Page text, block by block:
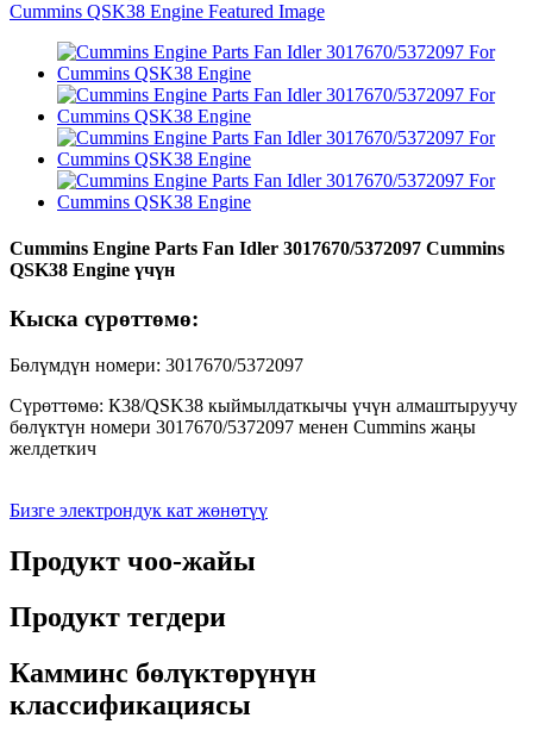
Cummins Engine Parts Fan Idler 3017670/5372097 Cummins
QSK38 Engine үчүн
Кыска сүрөттөмө:
Бөлүмдүн номери: 3017670/5372097
Сүрөттөмө: К38/QSK38 кыймылдаткычы үчүн алмаштыруучу
бөлүктүн номери 3017670/5372097 менен Cummins жаңы
желдеткич
Бизге электрондук кат жөнөтүү
Продукт чоо-жайы
Продукт тегдери
Камминс бөлүктөрүнүн
классификациясы